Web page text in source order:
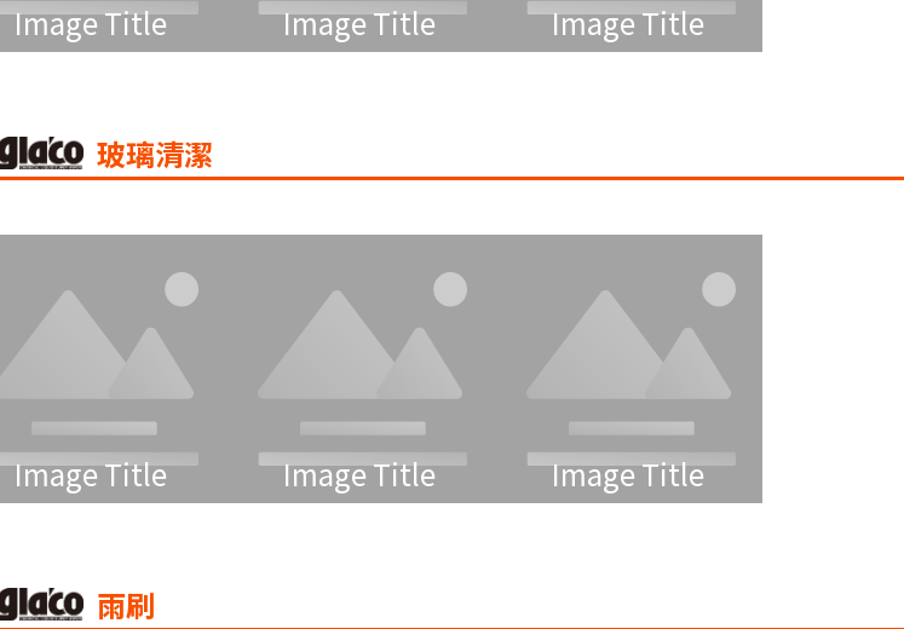
Image Title Image Title Image Title
玻璃清潔
Image Title Image Title Image Title
雨刷